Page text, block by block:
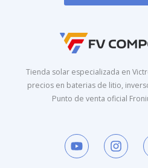
Tienda solar especializada en
precios en baterias de litio,
Punto de venta oficial
Y
o
u
I
n
s